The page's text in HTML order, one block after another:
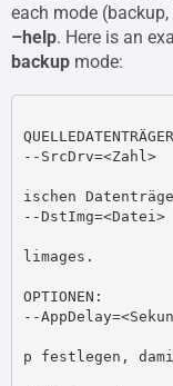
each mode
–help. Here is an
backup mode:
--SrcDrv=<Zahl>
ischen
--DstImg=<Datei>
limages.
OPTIONEN:
--
p festlegen,